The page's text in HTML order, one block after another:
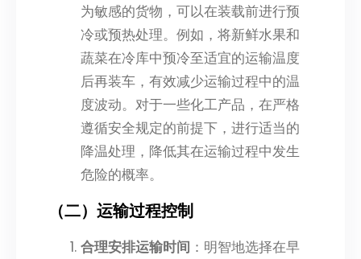
为敏感的货物，可以在装载前进行预
冷或预热处理。例如，将新鲜水果和
蔬菜在冷库中预冷至适宜的运输温度
后再装车，有效减少运输过程中的温
度波动。对于一些化工产品，在严格
遵循安全规定的前提下，进行适当的
降温处理，降低其在运输过程中发生
危险的概率。
（二）运输过程控制
合理安排运输时间 ：明智地选择在早